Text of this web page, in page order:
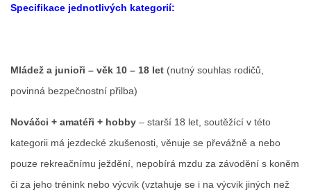
Specifikace jednotlivých kategorií:
Mládež a junioři – věk 10 – 18 let (nutný souhlas rodičů,
povinná bezpečnostní přilba)
Nováčci + amatéři + hobby – starší 18 let, soutěžící v této
kategorii má jezdecké zkušenosti, věnuje se převážně a nebo
pouze rekreačnímu ježdění, nepobírá mzdu za závodění s koněm
či za jeho trénink nebo výcvik (vztahuje se i na výcvik jiných než